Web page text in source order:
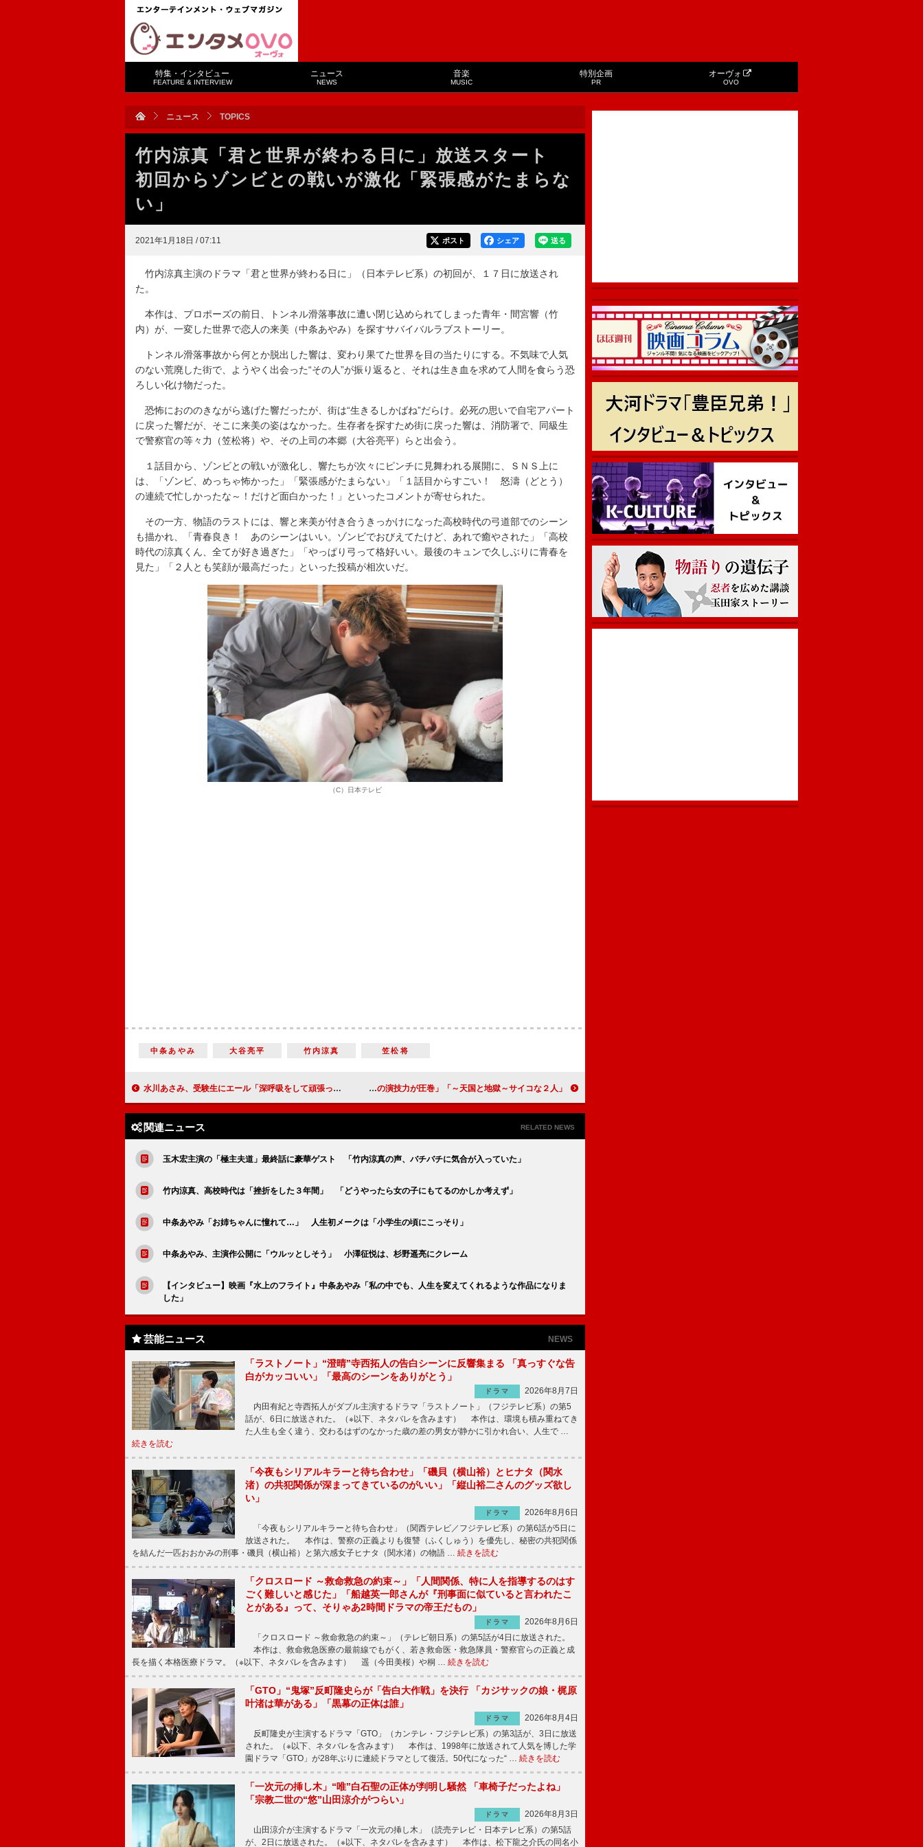
特集・インタビュー
FEATURE & INTERVIEW
ニュース
NEWS
音楽
MUSIC
特別企画
PR
オーヴォ
OVO
ニュース TOPICS
竹内涼真「君と世界が終わる日に」放送スタート
初回からゾンビとの戦いが激化「緊張感がたまらな
い」
2021年1月18日 / 07:11 送る
シェア
ポスト
竹内涼真主演のドラマ「君と世界が終わる日に」（日本テレビ系）の初回が、１７日に放送され
た。
本作は、プロポーズの前日、トンネル滑落事故に遭い閉じ込められてしまった青年・間宮響（竹
内）が、一変した世界で恋人の来美（中条あやみ）を探すサバイバルラブストーリー。
トンネル滑落事故から何とか脱出した響は、変わり果てた世界を目の当たりにする。不気味で人気
のない荒廃した街で、ようやく出会った“その人”が振り返ると、それは生き血を求めて人間を食らう恐
ろしい化け物だった。
恐怖におののきながら逃げた響だったが、街は“生きるしかばね”だらけ。必死の思いで自宅アパート
に戻った響だが、そこに来美の姿はなかった。生存者を探すため街に戻った響は、消防署で、同級生
で警察官の等々力（笠松将）や、その上司の本郷（大谷亮平）らと出会う。
１話目から、ゾンビとの戦いが激化し、響たちが次々にピンチに見舞われる展開に、ＳＮＳ上に
は、「ゾンビ、めっちゃ怖かった」「緊張感がたまらない」「１話目からすごい！ 怒濤（どとう）
の連続で忙しかったな～！だけど面白かった！」といったコメントが寄せられた。
その一方、物語のラストには、響と来美が付き合うきっかけになった高校時代の弓道部でのシーン
も描かれ、「青春良き！ あのシーンはいい。ゾンビでおびえてたけど、あれで癒やされた」「高校
時代の涼真くん、全てが好き過ぎた」「やっぱり弓って格好いい。最後のキュンで久しぶりに青春を
見た」「２人とも笑顔が最高だった」といった投稿が相次いだ。
（C）日本テレビ
中条あやみ 大谷亮平 竹内涼真 笠松将
水川あさみ、受験生にエール「深呼吸をして頑張って」 山田真歩と「ナイルパーチの女子会」生配信会見に登場 「天国と地獄～サイコな２人～」初回放送に反響 「綾瀬はるかと高橋一生の演技力が圧巻」
関連ニュース RELATED NEWS
玉木宏主演の「極主夫道」最終話に豪華ゲスト 「竹内涼真の声、バチバチに気合が入っていた」
竹内涼真、高校時代は「挫折をした３年間」 「どうやったら女の子にもてるのかしか考えず」
中条あやみ「お姉ちゃんに憧れて…」 人生初メークは「小学生の頃にこっそり」
中条あやみ、主演作公開に「ウルッとしそう」 小澤征悦は、杉野遥亮にクレーム
【インタビュー】映画『水上のフライト』中条あやみ「私の中でも、人生を変えてくれるような作品になりま
した」
芸能ニュース NEWS
「ラストノート」“澄晴”寺西拓人の告白シーンに反響集まる 「真っすぐな告
白がカッコいい」「最高のシーンをありがとう」
ドラマ
2026年8月7日
内田有紀と寺西拓人がダブル主演するドラマ「ラストノート」（フジテレビ系）の第5
話が、6日に放送された。（※以下、ネタバレを含みます） 本作は、環境も積み重ねてき
た人生も全く違う、交わるはずのなかった歳の差の男女が静かに引かれ合い、人生で …
続きを読む
「今夜もシリアルキラーと待ち合わせ」「磯貝（横山裕）とヒナタ（関水
渚）の共犯関係が深まってきているのがいい」「縦山裕二さんのグッズ欲し
い」
ドラマ
2026年8月6日
「今夜もシリアルキラーと待ち合わせ」（関西テレビ／フジテレビ系）の第6話が5日に
放送された。 本作は、警察の正義よりも復讐（ふくしゅう）を優先し、秘密の共犯関係
を結んだ一匹おおかみの刑事・磯貝（横山裕）と第六感女子ヒナタ（関水渚）の物語 … 続きを読む
「クロスロード ～救命救急の約束～」「人間関係、特に人を指導するのはす
ごく難しいと感じた」「船越英一郎さんが『刑事面に似ていると言われたこ
とがある』って、そりゃあ2時間ドラマの帝王だもの」
ドラマ
2026年8月6日
「クロスロード ～救命救急の約束～」（テレビ朝日系）の第5話が4日に放送された。
本作は、救命救急医療の最前線でもがく、若き救命医・救急隊員・警察官らの正義と成
長を描く本格医療ドラマ。（※以下、ネタバレを含みます） 遥（今田美桜）や桐 … 続きを読む
「GTO」“鬼塚”反町隆史らが「告白大作戦」を決行 「カジサックの娘・梶原
叶渚は華がある」「黒幕の正体は誰」
ドラマ
2026年8月4日
反町隆史が主演するドラマ「GTO」（カンテレ・フジテレビ系）の第3話が、3日に放送
された。（※以下、ネタバレを含みます） 本作は、1998年に放送されて人気を博した学
園ドラマ「GTO」が28年ぶりに連続ドラマとして復活。50代になった“ … 続きを読む
「一次元の挿し木」“唯”白石聖の正体が判明し騒然 「車椅子だったよね」
「宗教二世の“悠”山田涼介がつらい」
ドラマ
2026年8月3日
山田涼介が主演するドラマ「一次元の挿し木」（読売テレビ・日本テレビ系）の第5話
が、2日に放送された。（※以下、ネタバレを含みます） 本作は、松下龍之介氏の同名小